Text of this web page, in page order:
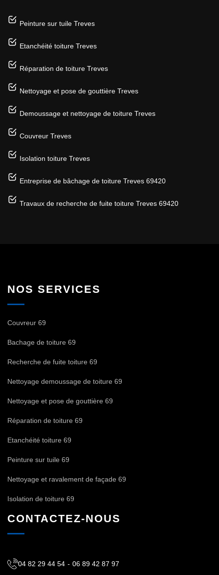
Peinture sur tuile Treves
Etanchéité toiture Treves
Réparation de toiture Treves
Nettoyage et pose de gouttière Treves
Demoussage et nettoyage de toiture Treves
Couvreur Treves
Isolation toiture Treves
Entreprise de bâchage de toiture Treves 69420
Travaux de recherche de fuite toiture Treves 69420
NOS SERVICES
Couvreur 69
Bachage de toiture 69
Recherche de fuite toiture 69
Nettoyage demoussage de toiture 69
Nettoyage et pose de gouttière 69
Réparation de toiture 69
Etanchéité toiture 69
Peinture sur tuile 69
Nettoyage et ravalement de façade 69
Isolation de toiture 69
CONTACTEZ-NOUS
04 82 29 44 54 - 06 89 42 87 97